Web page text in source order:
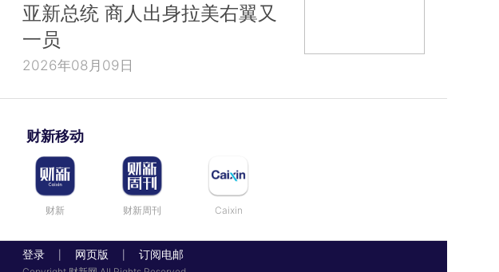
亚新总统 商人出身拉美右翼又
一员
2026年08月09日
财新移动
财新 财新周刊 Caixin
登录 网页版 订阅电邮